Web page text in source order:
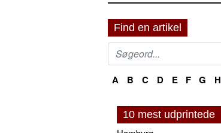
Find en artikel
A B C D E F G H
10 mest udprintede